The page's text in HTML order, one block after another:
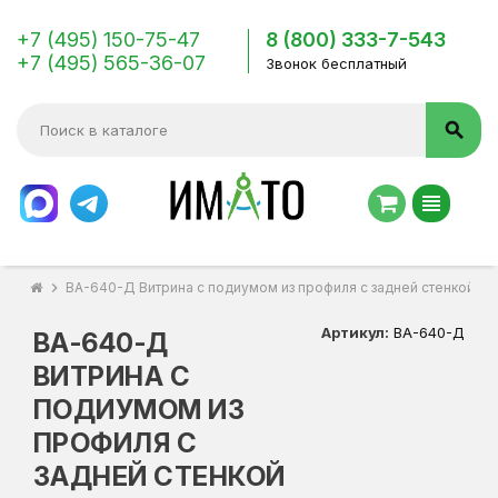
+7 (495) 150-75-47
+7 (495) 565-36-07
8 (800) 333-7-543
Звонок бесплатный
search
view_headline
chevron_right ВА-640-Д Витрина с подиумом из профиля с задней стенкой
ВА-640-Д
ВИТРИНА С
ПОДИУМОМ ИЗ
ПРОФИЛЯ С
ЗАДНЕЙ СТЕНКОЙ
Артикул: ВА-640-Д